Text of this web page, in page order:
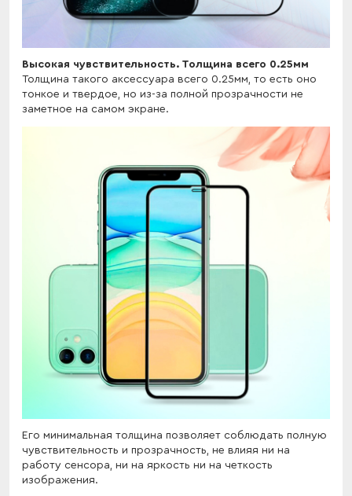
Высокая чувствительность. Толщина всего 0.25мм
Толщина такого аксессуара всего 0.25мм, то есть оно
тонкое и твердое, но из-за полной прозрачности не
заметное на самом экране.
Его минимальная толщина позволяет соблюдать полную
чувствительность и прозрачность, не влияя ни на
работу сенсора, ни на яркость ни на четкость
изображения.